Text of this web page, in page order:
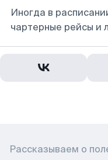
Иногда в
чартерные рейсы и
Рассказываем о